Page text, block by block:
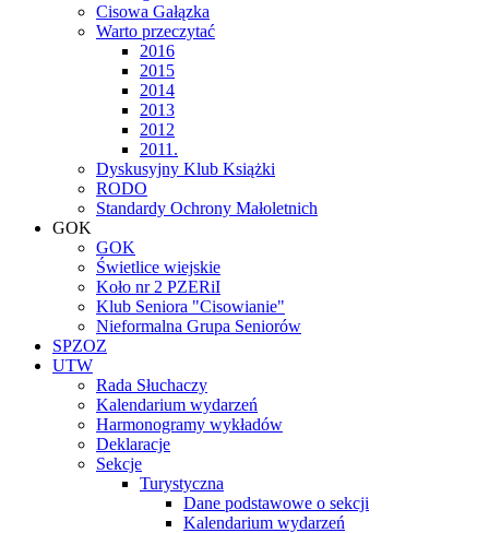
Cisowa Gałązka
Warto przeczytać
2016
2015
2014
2013
2012
2011.
Dyskusyjny Klub Książki
RODO
Standardy Ochrony Małoletnich
GOK
GOK
Świetlice wiejskie
Koło nr 2 PZERiI
Klub Seniora "Cisowianie"
Nieformalna Grupa Seniorów
SPZOZ
UTW
Rada Słuchaczy
Kalendarium wydarzeń
Harmonogramy wykładów
Deklaracje
Sekcje
Turystyczna
Dane podstawowe o sekcji
Kalendarium wydarzeń